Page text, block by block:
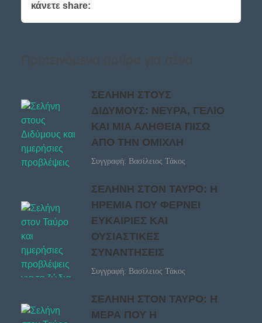
κάνετε share:
ΣΕΛΗΝΗ ΣΤΟΥΣ
ΔΙΔΥΜΟΥΣ: ΝΕΥΡΑ, ΓΕΛΙΟ
ΚΑΙ ΜΙΑ ΑΛΗΘΕΙΑ ΠΙΣΩ
ΑΠΟ ΤΗΝ ΟΜΙΧΛΗ
Συγγραφή: Βασίλειος Τάκος
ΣΕΛΗΝΗ ΣΤΟΝ ΤΑΥΡΟ: Η
ΗΡΕΜΙΑ ΠΟΥ ΦΕΡΝΕΙ
ΕΥΚΑΙΡΙΕΣ ΚΑΙ
ΟΥΣΙΑΣΤΙΚΕΣ
ΣΥΝΑΝΤΗΣΕΙΣ
Συγγραφή: Βασίλειος Τάκος
ΣΕΛΗΝΗ ΣΤΟΝ ΤΑΥΡΟ: Η
ΜΕΡΑ ΠΟΥ Η